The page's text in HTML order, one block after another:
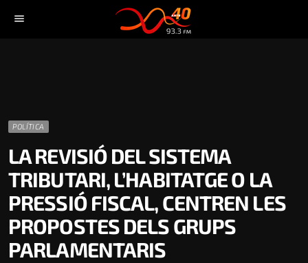
menu
POLÍTICA
LA REVISIÓ DEL SISTEMA
TRIBUTARI, L’HABITATGE O LA
PRESSIÓ FISCAL, CENTREN LES
PROPOSTES DELS GRUPS
PARLAMENTARIS